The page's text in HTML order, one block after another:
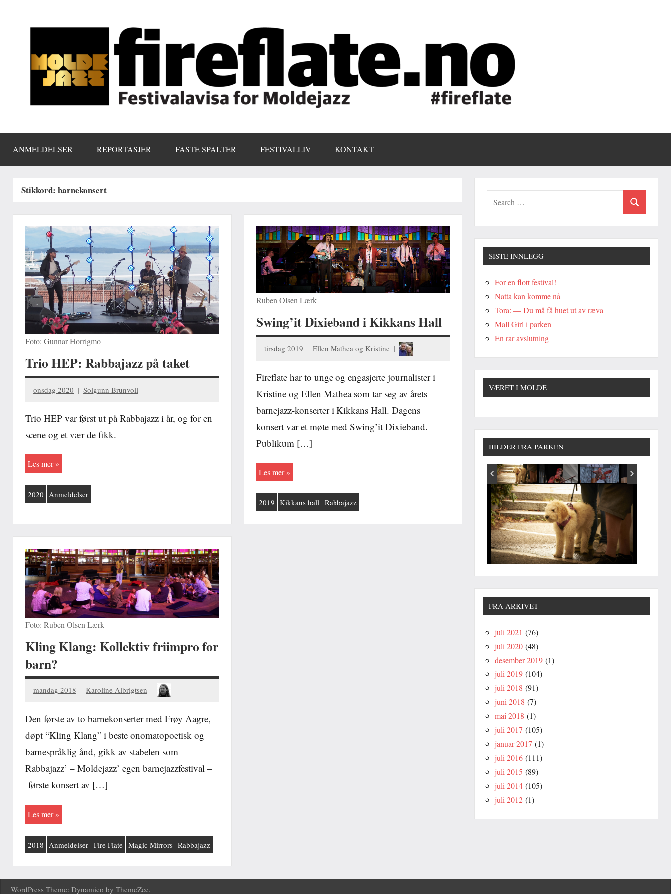
ANMELDELSER REPORTASJER FASTE SPALTER FESTIVALLIV KONTAKT
Stikkord: barnekonsert
Foto: Gunnar Horrigmo
Trio HEP: Rabbajazz på taket
onsdag 2020 Solgunn Brunvoll
Trio HEP var først ut på Rabbajazz i år, og for en
scene og et vær de fikk.
Les mer
2020 Anmeldelser
Ruben Olsen Lærk
Swing’it Dixieband i Kikkans Hall
tirsdag 2019 Ellen Mathea og Kristine
Fireflate har to unge og engasjerte journalister i
Kristine og Ellen Mathea som tar seg av årets
barnejazz-konserter i Kikkans Hall. Dagens
konsert var et møte med Swing’it Dixieband.
Publikum […]
Les mer
2019 Kikkans hall Rabbajazz
Foto: Ruben Olsen Lærk
Kling Klang: Kollektiv friimpro for
barn?
mandag 2018 Karoline Albrigtsen
Den første av to barnekonserter med Frøy Aagre,
døpt “Kling Klang” i beste onomatopoetisk og
barnespråklig ånd, gikk av stabelen som
Rabbajazz’ – Moldejazz’ egen barnejazzfestival –
første konsert av […]
Les mer
2018 Anmeldelser Fire Flate Magic Mirrors Rabbajazz
SISTE INNLEGG
For en flott festival!
Natta kan komme nå
Tora: — Du må få huet ut av ræva
Mall Girl i parken
En rar avslutning
VÆRET I MOLDE
BILDER FRA PARKEN
FRA ARKIVET
juli 2021 (76)
juli 2020 (48)
desember 2019 (1)
juli 2019 (104)
juli 2018 (91)
juni 2018 (7)
mai 2018 (1)
juli 2017 (105)
januar 2017 (1)
juli 2016 (111)
juli 2015 (89)
juli 2014 (105)
juli 2012 (1)
WordPress Theme: Dynamico by ThemeZee.